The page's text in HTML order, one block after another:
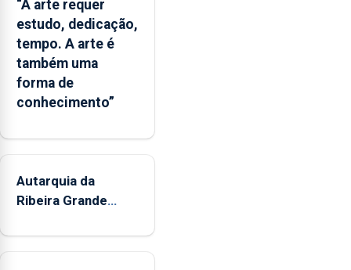
o
Governo
Regional
e
municípios.
“A arte requer
estudo, dedicação,
tempo. A arte é
também uma
forma de
conhecimento”
Autarquia da
Ribeira Grande
"Museus no Verão"